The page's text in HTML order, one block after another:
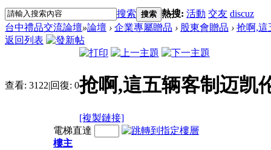
搜索 搜索 熱搜: 活動 交友 discuz
台中禮品交流論壇»論壇 › 企業專屬贈品 › 股東會贈品 › 抢啊,這
返回列表
查看: 3122|回復: 0抢啊,這五辆客制迈凯
[複製鏈接]
電梯直達
樓主